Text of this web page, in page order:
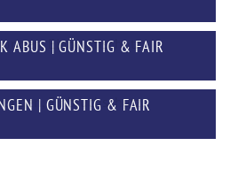
ABUS | GÜNSTIG & FAIR
| GÜNSTIG & FAIR